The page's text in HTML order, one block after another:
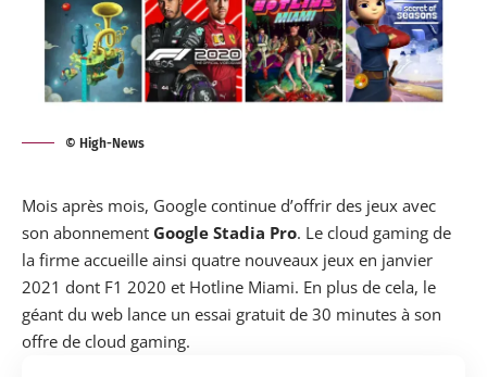
© High-News
Mois après mois, Google continue d’offrir des jeux avec
son abonnement Google Stadia Pro. Le cloud gaming de
la firme accueille ainsi quatre nouveaux jeux en janvier
2021 dont F1 2020 et Hotline Miami. En plus de cela, le
géant du web lance un essai gratuit de 30 minutes à son
offre de cloud gaming.